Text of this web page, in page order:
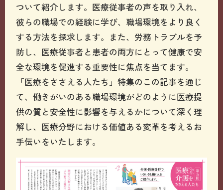
ついて紹介します。医療従事者の声を取り入れ、
彼らの職場での経験に学び、職場環境をより良く
する方法を探求します。また、労務トラブルを予
防し、医療従事者と患者の両方にとって健康で安
全な環境を促進する重要性に焦点を当てます。
「医療をささえる人たち」特集のこの記事を通じ
て、働きがいのある職場環境がどのように医療提
供の質と安全性に影響を与えるかについて深く理
解し、医療分野における価値ある変革を考えるお
手伝いをいたします。